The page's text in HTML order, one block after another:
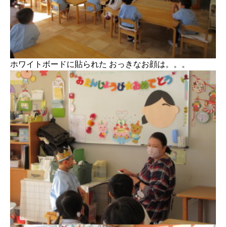
ホワイトボードに貼られた おっきなお顔は。。。